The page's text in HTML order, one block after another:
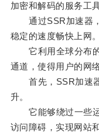
加密和解码的服务工具
通过SSR加速器，
稳定的速度畅快上网。
它利用全球分布的
通道，使得用户的网
首先，SSR加速器
升。
它能够绕过一些运
访问障碍，实现网站